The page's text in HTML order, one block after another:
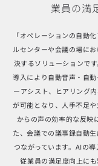
業員の満
「オペレーションの自動
ルセンターや会議の場に
決するソリューションで
導入により自動音声・自
ーアシスト、ヒアリング
が可能となり、人手不足
からの声の効率的な反映
た、会議での議事録自動
つながっています。AIの
従業員の満足度向上にも